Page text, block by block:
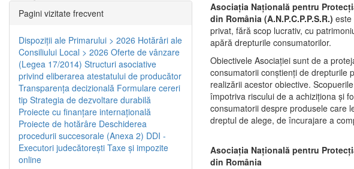
Asociaţia Naţională pentru
din România (A.N.P.C.P.P.S.R.) este
privat, fără scop lucrativ, cu
apără drepturile consumatorilor.
Obiectivele Asociaţiei sunt de a
consumatorii conştienţi de drepturile
realizării acestor obiective.
împotriva riscului de a achiziţiona şi
consumatorii despre produsele care
dreptul de alege, de încurajare a
Asociaţia Naţională pentru
din România
Pagini vizitate frecvent
Dispoziţii ale Primarului > 2026 Hotărâri ale
Consiliului Local > 2026 Oferte de vânzare
(Legea 17/2014) Structuri asociative
privind eliberarea atestatului de producător
Transparenţa decizională Formulare cereri
tip Strategia de dezvoltare durabilă
Proiecte cu finanţare internaţională
Proiecte de hotărâre Deschiderea
procedurii succesorale (Anexa 2) DDI -
Executori judecătorești Taxe şi impozite
online